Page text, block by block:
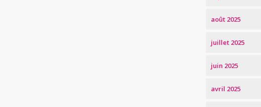
août 2025
juillet 2025
juin 2025
avril 2025